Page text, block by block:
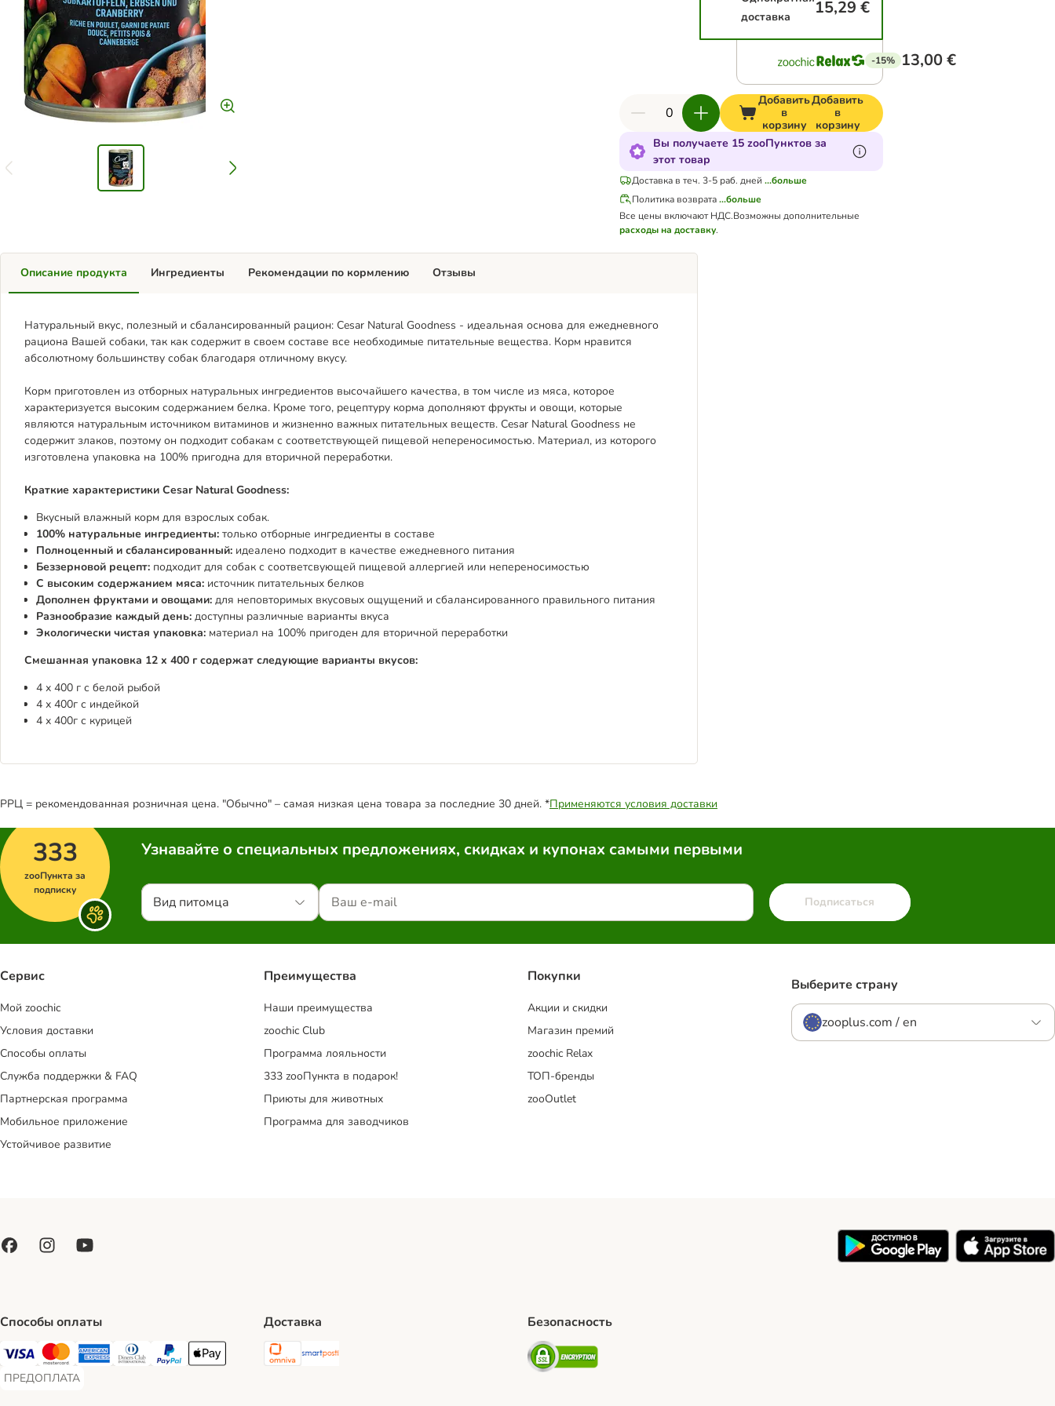
доставка
15,29 €
-15% 13,00 €
Добавить
в
корзину
Добавить
в
корзину
Вы получаете 15 zooПунктов за
этот товар
Доставка в теч. 3-5 раб. дней ...больше
Политика возврата...больше
Все цены включают НДС.Возможны дополнительные
расходы на доставку.
Описание продукта
Натуральный вкус, полезный и сбалансированный рацион: Cesar Natural Goodness - идеальная основа для ежедневного
рациона Вашей собаки, так как содержит в своем составе все необходимые питательные вещества. Корм нравится
абсолютному большинству собак благодаря отличному вкусу.
Корм приготовлен из отборных натуральных ингредиентов высочайшего качества, в том числе из мяса, которое
характеризуется высоким содержанием белка. Кроме того, рецептуру корма дополняют фрукты и овощи, которые
являются натуральным источником витаминов и жизненно важных питательных веществ. Cesar Natural Goodness не
содержит злаков, поэтому он подходит собакам с соответствующей пищевой непереносимостью. Материал, из которого
изготовлена ​​упаковка на 100% пригодна для вторичной переработки.
Краткие характеристики Cesar Natural Goodness:
Вкусный влажный корм для взрослых собак.
100% натуральные ингредиенты: только отборные ингредиенты в составе
Полноценный и сбалансированный: идеалено подходит в качестве ежедневного питания
Беззерновой рецепт: подходит для собак с соответсвующей пищевой аллергией или непереносимостью
С высоким содержанием мяса: источник питательных белков
Дополнен фруктами и овощами: для неповторимых вкусовых ощущений и сбалансированного правильного питания
Разнообразие каждый день: доступны различные варианты вкуса
Экологически чистая упаковка: материал на 100% пригоден для вторичной переработки
Смешанная упаковка 12 x 400 г содержат следующие варианты вкусов:
4 х 400 г с белой рыбой
4 х 400г с индейкой
4 х 400г с курицей
Ингредиенты Рекомендации по кормлению Отзывы
РРЦ = рекомендованная розничная цена. "Обычно" – самая низкая цена товара за последние 30 дней. *Применяются условия доставки
333
zooПункта за
подписку
Узнавайте о специальных предложениях, скидках и купонах самыми первыми
Вид питомца Подписаться
Сервис
Mой zoochic
Условия доставки
Способы оплаты
Служба поддержки & FAQ
Партнерская программа
Мобильное приложение
Устойчивое развитие
Преимуществa
Наши преимущества
zoochic Club
Программа лояльности
333 zooПункта в подарок!
Приюты для животных
Программа для заводчиков
Покупки
Акции и скидки
Магазин премий
zoochic Relax
ТОП-бренды
zooOutlet
Выберите страну
zooplus.com / en
Способы оплаты
Visa Payment Method
Mastercard Payment Method
American Express Payment Method
Diners Club Payment Method
PayPal Payment Method
Apple Pay Payment Method
ПРЕДОПЛАТА
ПРЕДОПЛАТА Payment Method
Доставка
Omniva Shipping Method
SmartPosti Shipping Method
Безопасность
Security